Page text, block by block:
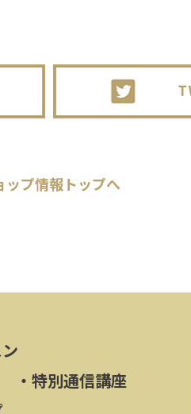
ップ情報トップへ
・ 特別通信講座